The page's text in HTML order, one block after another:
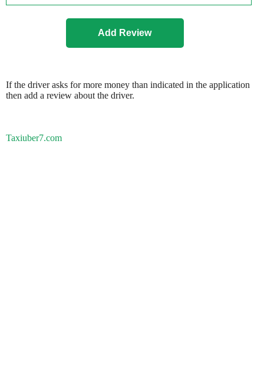
If the driver asks for more money than indicated in the application
then add a review about the driver.
Taxiuber7.com